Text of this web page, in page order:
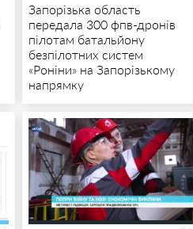
Запорізька область
передала 300 фпв-дронів
пілотам батальйону
безпілотних систем
«Роніни» на Запорізькому
напрямку